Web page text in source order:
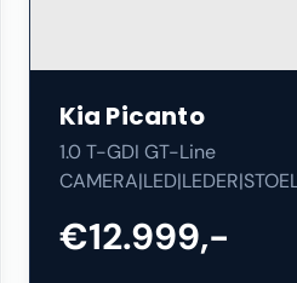
Kia Picanto
1.0 T-GDI GT-Line
€12.999,-